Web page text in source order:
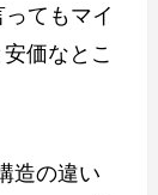
てもマイ
価なとこ
造の違い